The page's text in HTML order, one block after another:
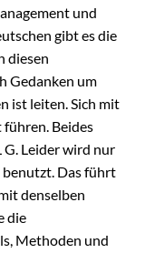
und
gibt es die
diesen
Gedanken um
ist leiten. Sich mit
Beides
G. Leider wird nur
benutzt. Das führt
denselben
die
Methoden und